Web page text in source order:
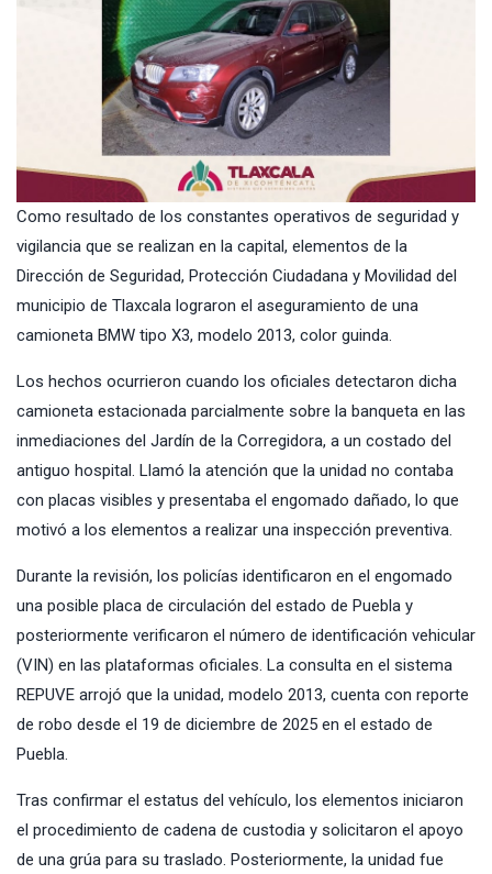
Como resultado de los constantes operativos de seguridad y
vigilancia que se realizan en la capital, elementos de la
Dirección de Seguridad, Protección Ciudadana y Movilidad del
municipio de Tlaxcala lograron el aseguramiento de una
camioneta BMW tipo X3, modelo 2013, color guinda.
Los hechos ocurrieron cuando los oficiales detectaron dicha
camioneta estacionada parcialmente sobre la banqueta en las
inmediaciones del Jardín de la Corregidora, a un costado del
antiguo hospital. Llamó la atención que la unidad no contaba
con placas visibles y presentaba el engomado dañado, lo que
motivó a los elementos a realizar una inspección preventiva.
Durante la revisión, los policías identificaron en el engomado
una posible placa de circulación del estado de Puebla y
posteriormente verificaron el número de identificación vehicular
(VIN) en las plataformas oficiales. La consulta en el sistema
REPUVE arrojó que la unidad, modelo 2013, cuenta con reporte
de robo desde el 19 de diciembre de 2025 en el estado de
Puebla.
Tras confirmar el estatus del vehículo, los elementos iniciaron
el procedimiento de cadena de custodia y solicitaron el apoyo
de una grúa para su traslado. Posteriormente, la unidad fue